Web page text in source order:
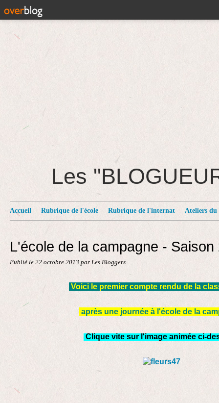
Les
Accueil Rubrique de l'école Rubrique de l'internat Ateliers du
L'école de la campagne - Saison
Publié le 22 octobre 2013 par Les Bloggers
Voici le premier compte rendu de la
après une journée à l'école de la
Clique vite sur l'image animée ci-